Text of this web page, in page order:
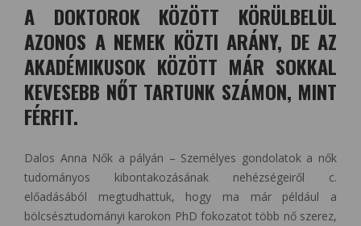
A DOKTOROK KÖZÖTT KÖRÜLBELÜL
AZONOS A NEMEK KÖZTI ARÁNY, DE AZ
AKADÉMIKUSOK KÖZÖTT MÁR SOKKAL
KEVESEBB NŐT TARTUNK SZÁMON, MINT
FÉRFIT.
Dalos Anna Nők a pályán – Személyes gondolatok a nők
tudományos kibontakozásának nehézségeiről c.
előadásából megtudhattuk, hogy ma már például a
bölcsésztudományi karokon PhD fokozatot több nő szerez,